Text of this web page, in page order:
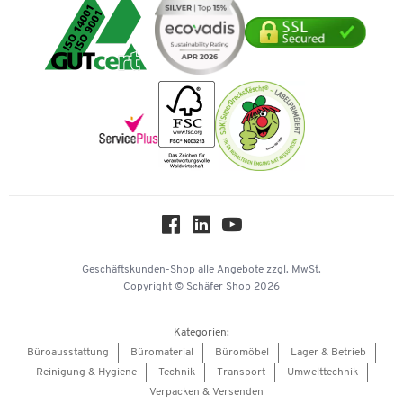
Umwelttechnik
Verpacken & Versenden
Tinte / Toner
Vertrag widerrufen
Geschichte
Impressum
Karriere
Mastercard
Vorkasse
Geschäftskunden-Shop alle Angebote zzgl. MwSt.
Copyright © Schäfer Shop 2026
Kategorien:
Büroausstattung
Büromaterial Büromöbel
Lager & Betrieb
Reinigung & Hygiene
Technik Transport
Umwelttechnik
Verpacken & Versenden